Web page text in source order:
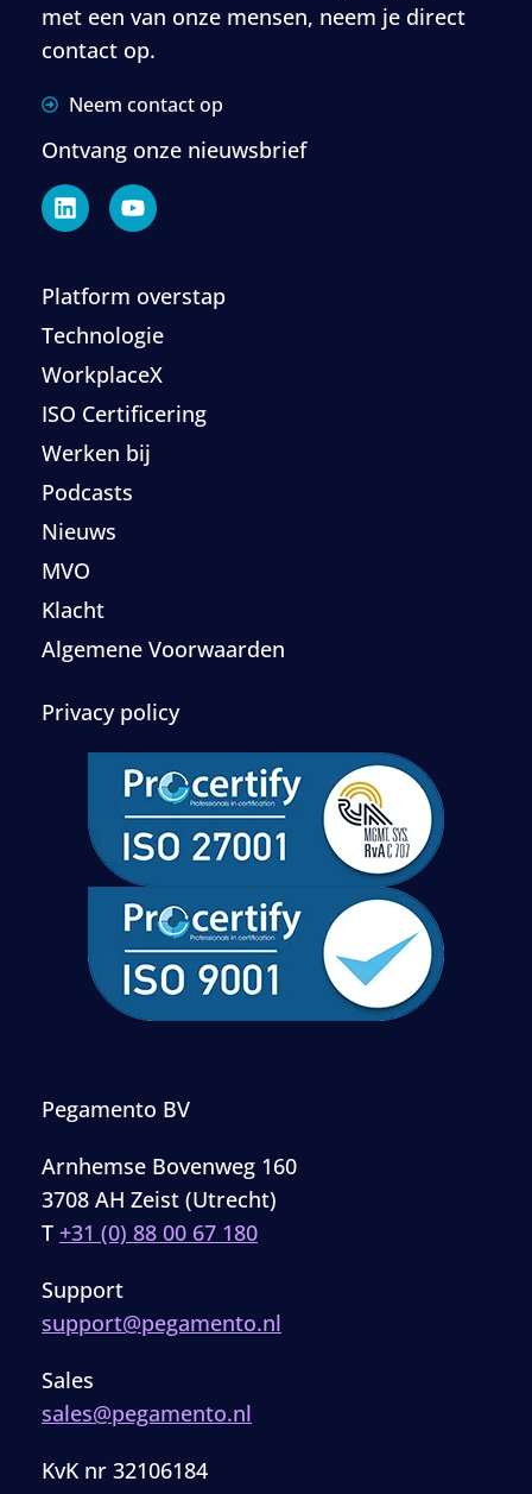
met een van onze mensen, neem je direct
contact op.
Neem contact op
Ontvang onze nieuwsbrief
Platform overstap
Technologie
WorkplaceX
ISO Certificering
Werken bij
Podcasts
Nieuws
MVO
Klacht
Algemene Voorwaarden
Privacy policy
Pegamento BV
Arnhemse Bovenweg 160
3708 AH Zeist (Utrecht)
T +31 (0) 88 00 67 180
Support
support@pegamento.nl
Sales
sales@pegamento.nl
KvK nr 32106184